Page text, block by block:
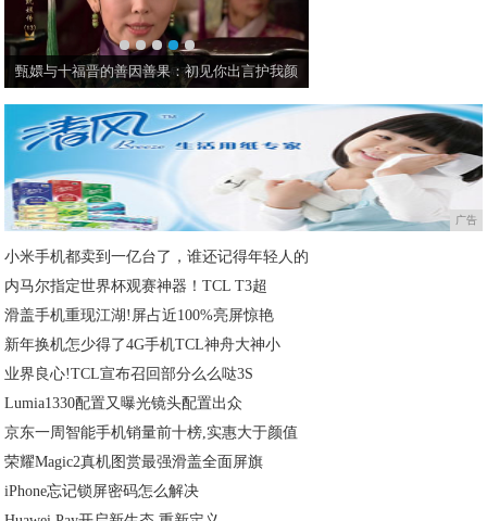
同一个角色，中国版周迅主演，日本版松隆子
广告
小米手机都卖到一亿台了，谁还记得年轻人的
内马尔指定世界杯观赛神器！TCL T3超
滑盖手机重现江湖!屏占近100%亮屏惊艳
新年换机怎少得了4G手机TCL神舟大神小
业界良心!TCL宣布召回部分么么哒3S
Lumia1330配置又曝光镜头配置出众
京东一周智能手机销量前十榜,实惠大于颜值
荣耀Magic2真机图赏最强滑盖全面屏旗
iPhone忘记锁屏密码怎么解决